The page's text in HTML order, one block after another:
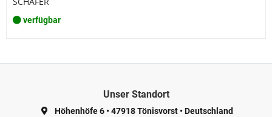
verfügbar
Unser Standort
Höhenhöfe 6 •47918 Tönisvorst •Deutschland